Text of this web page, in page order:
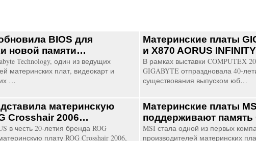
BIOS для
новой памяти…
Technology, один из ведущих
материнских плат, видеокарт и
…
Материнские платы
и X870 AORUS
В рамках выставки COMPUTEX
GIGABYTE отпраздновала 40-
существования выпуском юб…
материнскую
Crosshair 2006…
в честь 20-летия бренда ROG
плату ROG Crosshair 2006,
Материнские платы
поддерживают
MSI стала одной из первых
производителей материнских